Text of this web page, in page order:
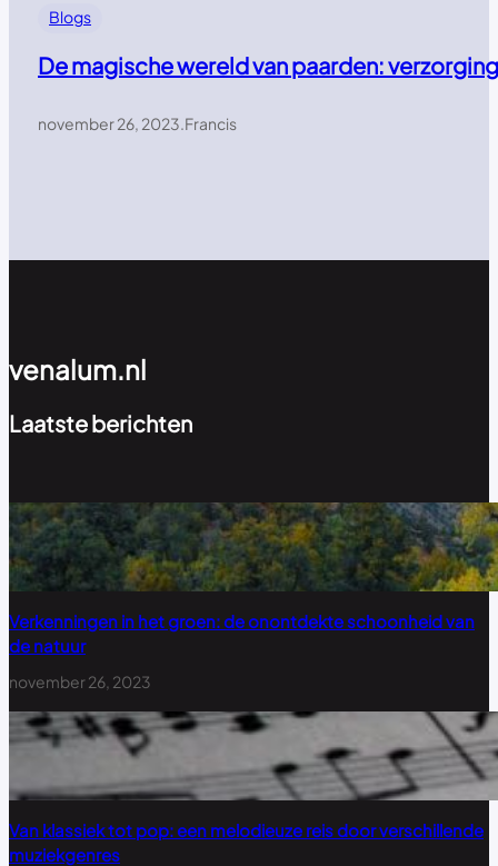
Blogs
De magische wereld van paarden:
november 26, 2023.Francis
venalum.nl
Laatste berichten
Verkenningen in het groen: de onontdekte schoonheid van
de natuur
november 26, 2023
Van klassiek tot pop: een melodieuze reis door verschillende
muziekgenres